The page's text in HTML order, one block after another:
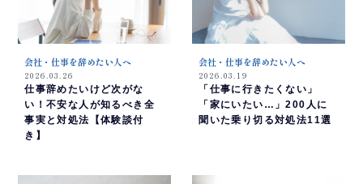
会社・仕事を辞めたい人へ
2026.03.26
仕事辞めたいけど次がな
い！不安な人が知るべき全
事実と対処法【体験談付
き】
会社・仕事を辞めたい人へ
2026.03.19
「仕事に行きたくない」
「家にいたい…」200人に
聞いた乗り切る対処法11選